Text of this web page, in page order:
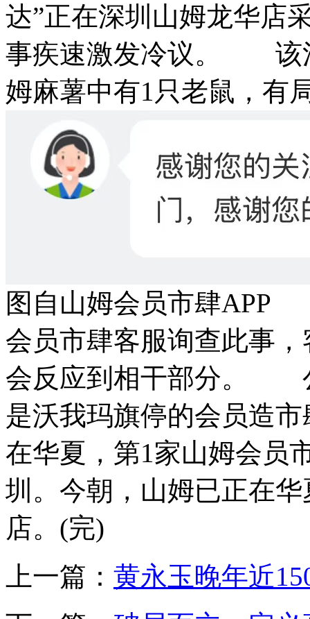
达”正在深圳山姆龙华店
事疾速激发冷议。 该
姆麻薯中有1只老鼠，有
图自山姆会员市肆APP
会员市肆客服询查此事
会反应到相干部分。
是沃我玛旗停的会员造
在华夏，第1家山姆会员
圳。今朝，山姆已正在
店。(完)
上一篇： 黄永玉晚年近